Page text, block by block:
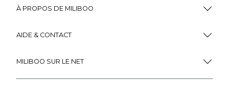
À PROPOS DE MILIBOO
AIDE & CONTACT
MILIBOO SUR LE NET